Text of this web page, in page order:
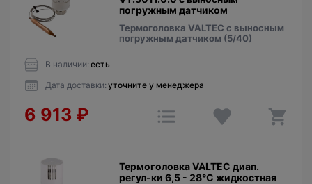
погружным датчиком
Термоголовка VALTEC с выносным
погружным датчиком (5/40)
В наличии: есть
Дата доставки: уточните у менеджера
6 913 ₽
Термоголовка VALTEC диап.
регул-ки 6,5 - 28°C жидкостная